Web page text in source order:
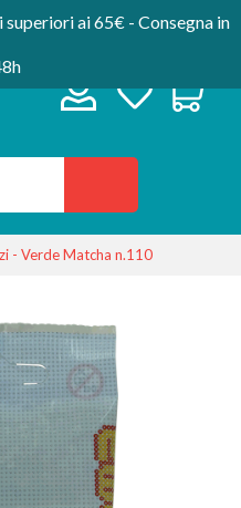
ai 65€ - Consegna in
- Verde Matcha n.110